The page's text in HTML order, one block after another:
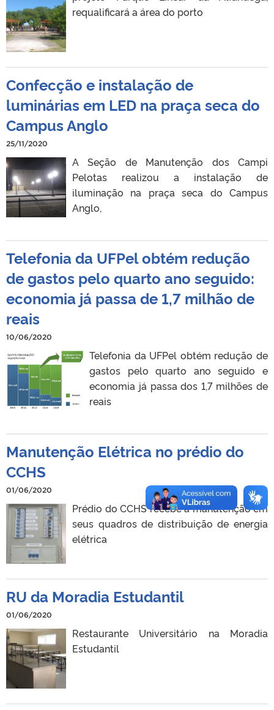
requalificará a área do porto
Confecção e instalação de
luminárias em LED na praça seca do
Campus Anglo
25/11/2020
A Seção de Manutenção dos Campi
Pelotas realizou a instalação de
iluminação na praça seca do Campus
Anglo,
Telefonia da UFPel obtém redução
de gastos pelo quarto ano seguido:
economia já passa de 1,7 milhão de
reais
10/06/2020
Telefonia da UFPel obtém redução de
gastos pelo quarto ano seguido e
economia já passa dos 1,7 milhões de
reais
Manutenção Elétrica no prédio do
CCHS
01/06/2020
Prédio do CCHS recebe a manutenção em
seus quadros de distribuição de energia
elétrica
RU da Moradia Estudantil
01/06/2020
Restaurante Universitário na Moradia
Estudantil